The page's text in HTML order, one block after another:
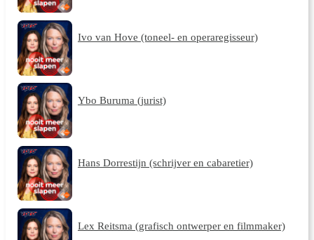
Ivo van Hove (toneel- en operaregisseur)
Ybo Buruma (jurist)
Hans Dorrestijn (schrijver en cabaretier)
Lex Reitsma (grafisch ontwerper en filmmaker)